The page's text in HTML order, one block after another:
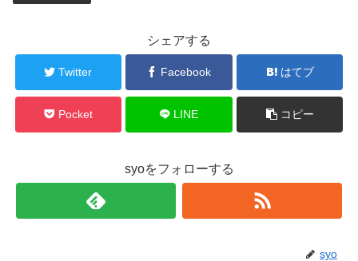
シェアする
Twitter Facebook はてブ
Pocket LINE コピー
syoをフォローする
syo